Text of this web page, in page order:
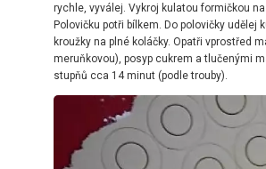
rychle, vyválej. Vykroj kulatou formičkou
Polovičku potři bílkem. Do polovičky udělej
kroužky na plné koláčky. Opatři vprostřed
meruňkovou), posyp cukrem a tlučenými
stupňů cca 14 minut (podle trouby).